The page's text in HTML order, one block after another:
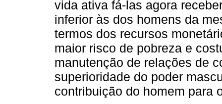
vida ativa fá-las agora
inferior às dos homens da
termos dos recursos
maior risco de pobreza e
manutenção de relações de
superioridade do poder
contribuição do homem para